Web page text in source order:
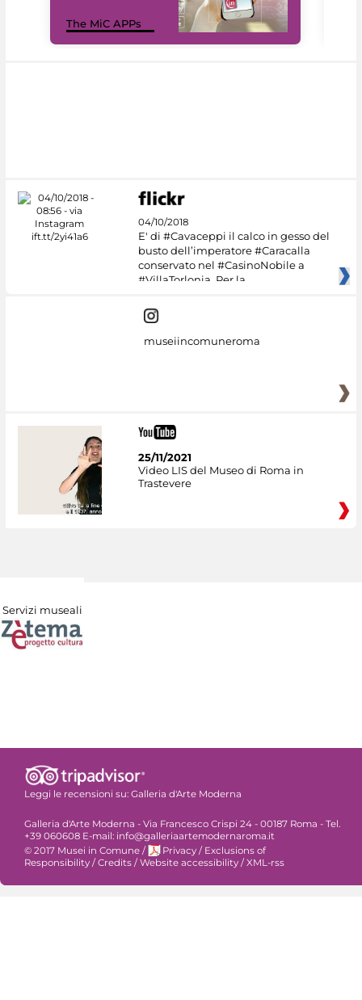
The MiC APPs
04/10/2018
E' di #Cavaceppi il calco in gesso del
busto dell’imperatore #Caracalla
conservato nel #CasinoNobile a
#VillaTorlonia. Per la
museiincomuneroma
25/11/2021
Video LIS del Museo di Roma in
Trastevere
Servizi museali
Leggi le recensioni su: Galleria d'Arte Moderna
Galleria d'Arte Moderna - Via Francesco Crispi 24 - 00187 Roma - Tel.
+39 060608 E-mail: info@galleriaartemodernaroma.it
© 2017 Musei in Comune / Privacy / Exclusions of
Responsibility /Credits /Website accessibility /XML-rss